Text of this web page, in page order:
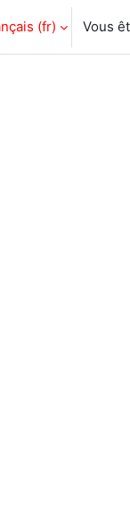
‎(fr)‎ Vous